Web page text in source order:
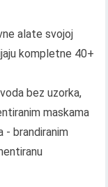
alate svojoj
kompletne 40+
bez uzorka,
maskama
- brandiranim